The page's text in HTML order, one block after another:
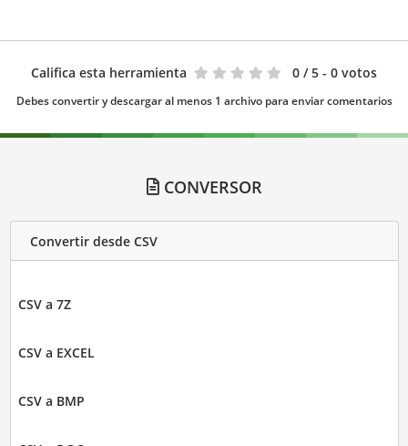
Califica esta herramienta 0 / 5 - 0 votos
Debes convertir y descargar al menos 1 archivo para enviar comentarios
CONVERSOR
Convertir desde CSV
CSV a 7Z
CSV a EXCEL
CSV a BMP